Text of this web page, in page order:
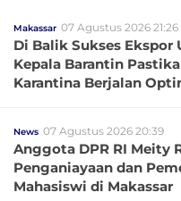
Makassar 07 Agustus 2026 21:26
Di Balik Sukses Ekspor
Kepala Barantin
Karantina Berjalan
News 07 Agustus 2026 20:39
Anggota DPR RI Meity
Penganiayaan dan
Mahasiswi di Makassar